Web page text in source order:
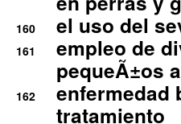
160 el uso del
161
empleo de
pequeÃ±os
162
enfermedad
tratamiento